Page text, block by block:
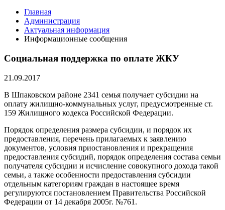
Главная
Администрация
Актуальная информация
Информационные сообщения
Социальная поддержка по оплате ЖКУ
21.09.2017
В Шпаковском районе 2341 семья получает субсидии на
оплату жилищно-коммунальных услуг, предусмотренные ст.
159 Жилищного кодекса Российской Федерации.
Порядок определения размера субсидии, и порядок их
предоставления, перечень прилагаемых к заявлению
документов, условия приостановления и прекращения
предоставления субсидий, порядок определения состава семьи
получателя субсидии и исчисление совокупного дохода такой
семьи, а также особенности предоставления субсидии
отдельным категориям граждан в настоящее время
регулируются постановлением Правительства Российской
Федерации от 14 декабря 2005г. №761.